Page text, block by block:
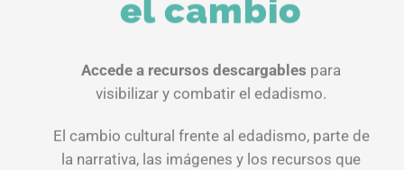
el cambio
Accede a recursos descargables para
visibilizar y combatir el edadismo.
El cambio cultural frente al edadismo, parte de
la narrativa, las imágenes y los recursos que